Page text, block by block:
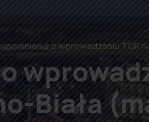
o wprowadzeniu TOR
Biała